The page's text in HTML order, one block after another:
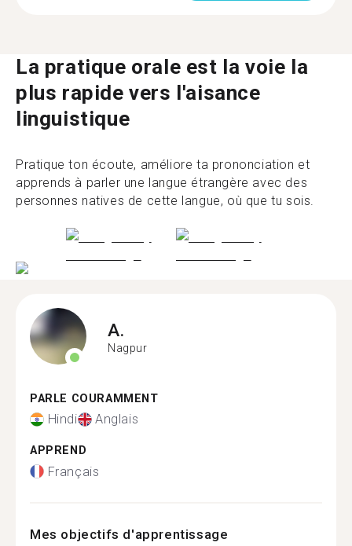
La pratique orale est la voie la
plus rapide vers l'aisance
linguistique
Pratique ton écoute, améliore ta prononciation et
apprends à parler une langue étrangère avec des
personnes natives de cette langue, où que tu sois.
A.
Nagpur
PARLE COURAMMENT
Hindi Anglais
APPREND
Français
Mes objectifs d'apprentissage